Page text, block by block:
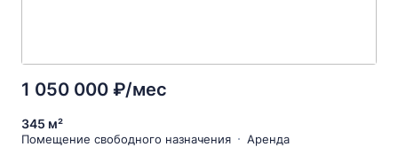
1 050 000 ₽/мес
345 м²
Помещение свободного назначения
Аренда